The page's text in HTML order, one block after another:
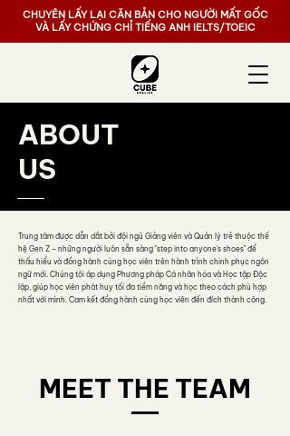
CHUYÊN LẤY LẠI CĂN BẢN CHO NGƯỜI MẤT GỐC
VÀ LẤY CHỨNG CHỈ TIẾNG ANH IELTS/TOEIC
​ABOUT
​US
Trung tâm được dẫn dắt bởi đội ngũ Giảng viên và Quản lý trẻ thuộc thế
hệ Gen Z – những người luôn sẵn sàng "step into anyone's shoes" để
thấu hiểu và đồng hành cùng học viên trên hành trình chinh phục ngôn
ngữ mới. Chúng tôi áp dụng Phương pháp Cá nhân hóa và Học tập Độc
lập, giúp học viên phát huy tối đa tiềm năng và học theo cách phù hợp
nhất với mình. Cam kết đồng hành cùng học viên đến đích thành công.​
MEET THE TEAM